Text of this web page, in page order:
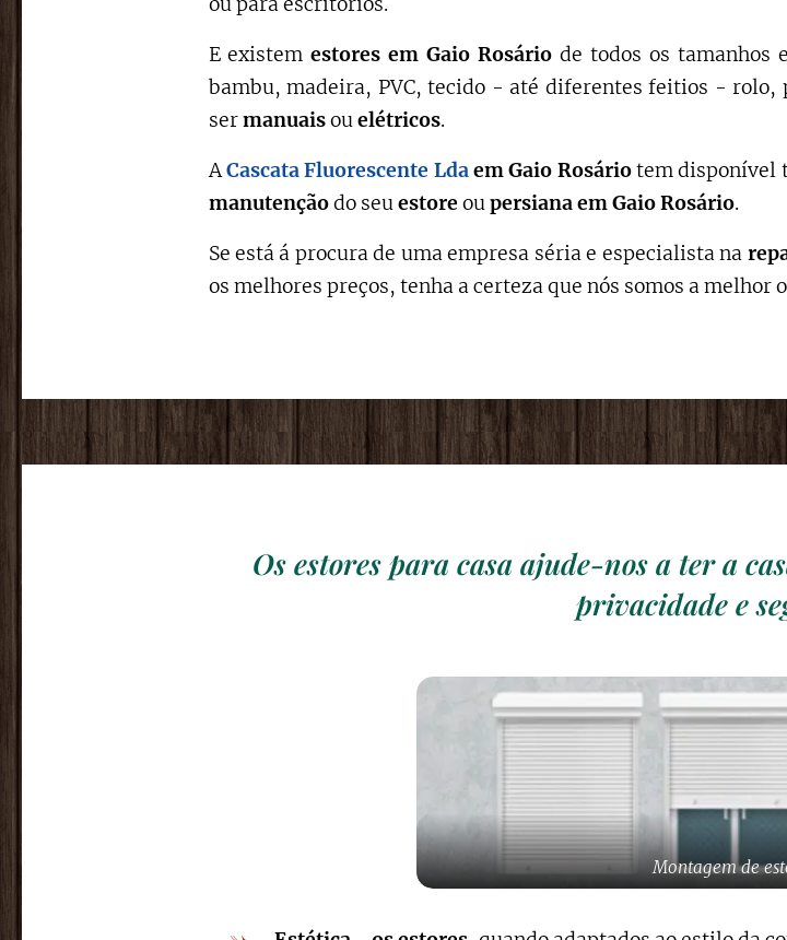
E existemestores em Gaio Rosáriode todos os
bambu, madeira, PVC, tecido - até diferentes feitios - rolo,
sermanuaisouelétricos.
ACascata Fluorescente Ldaem Gaio Rosáriotem disponível
manutençãodo seuestore oupersiana em Gaio Rosário.
Se está á procura de uma empresa séria e especialista na
os melhores preços, tenha a certeza que nós somos a melhor
Os estores para casa ajude-nos a ter a
privacidade e
Montagem de